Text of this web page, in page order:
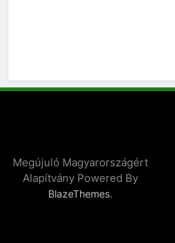
Megújuló Magyarországért
Alapítvány Powered By
BlazeThemes.